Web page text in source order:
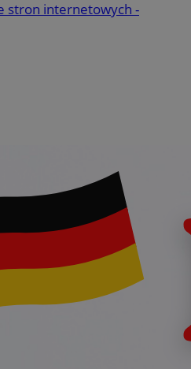
stron internetowych -